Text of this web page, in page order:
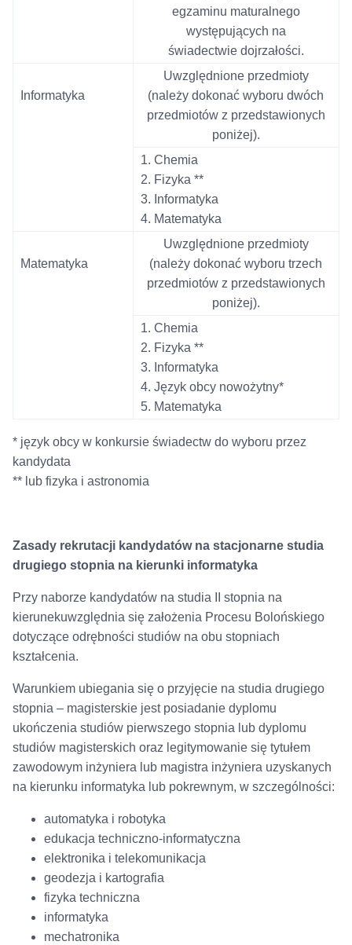
egzaminu maturalnego
występujących na
świadectwie dojrzałości.
Informatyka
Uwzględnione przedmioty
(należy dokonać wyboru dwóch
przedmiotów z przedstawionych
poniżej).
1. Chemia
2. Fizyka **
3. Informatyka
4. Matematyka
Matematyka
Uwzględnione przedmioty
(należy dokonać wyboru trzech
przedmiotów z przedstawionych
poniżej).
1. Chemia
2. Fizyka **
3. Informatyka
4. Język obcy nowożytny*
5. Matematyka
* język obcy w konkursie świadectw do wyboru przez
kandydata
** lub fizyka i astronomia
Zasady rekrutacji kandydatów na stacjonarne studia
drugiego stopnia na kierunki informatyka
Przy naborze kandydatów na studia II stopnia na
kierunekuwzględnia się założenia Procesu Bolońskiego
dotyczące odrębności studiów na obu stopniach
kształcenia.
Warunkiem ubiegania się o przyjęcie na studia drugiego
stopnia – magisterskie jest posiadanie dyplomu
ukończenia studiów pierwszego stopnia lub dyplomu
studiów magisterskich oraz legitymowanie się tytułem
zawodowym inżyniera lub magistra inżyniera uzyskanych
na kierunku informatyka lub pokrewnym, w szczególności:
automatyka i robotyka
edukacja techniczno-informatyczna
elektronika i telekomunikacja
geodezja i kartografia
fizyka techniczna
informatyka
mechatronika